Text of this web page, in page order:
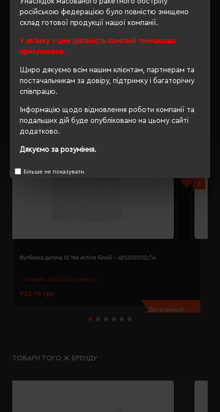
російською федерацією було повністю знищено
склад готової продукції нашої компанії.
У зв'язку з цим діяльність компанії тимчасово
призупинена.
Щиро дякуємо всім нашим клієнтам, партнерам та
постачальникам за довіру, підтримку і багаторічну
співпрацю.
Інформацію щодо відновлення роботи компанії та
подальших дій буде опубліковано на цьому сайті
додатково.
Дякуємо за розуміння.
Більше не показувати.
РЕКОМЕНДУЄМО
Модель: 42030(ID identity)
Футболка дитяча ID Yes Active білий - 4203000112/14
922.98 грн
Детальніше...
ТОВАРИ ТОГО Ж БРЕНДУ